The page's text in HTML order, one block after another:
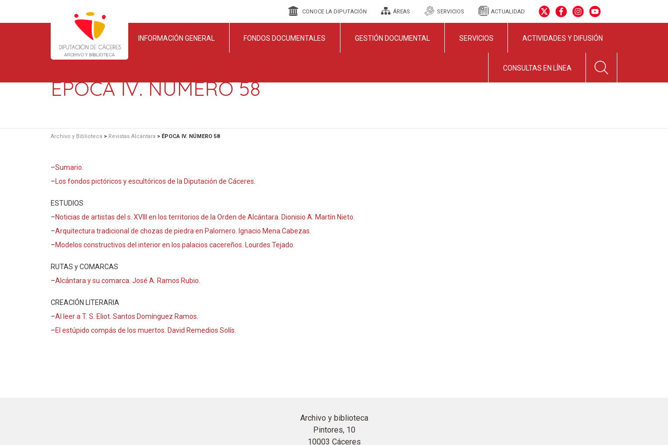
CONOCE LA DIPUTACIÓN ÁREAS SERVICIOS ACTUALIDAD
INFORMACIÓN GENERAL FONDOS DOCUMENTALES GESTIÓN DOCUMENTAL SERVICIOS ACTIVIDADES Y DIFUSIÓN
CONSULTAS EN LÍNEA
ÉPOCA IV. NÚMERO 58
Archivo y Biblioteca > Revistas Alcántara > ÉPOCA IV. NÚMERO 58
–Sumario.
–Los fondos pictóricos y escultóricos de la Diputación de Cáceres.
ESTUDIOS
–Noticias de artistas del s. XVIII en los territorios de la Orden de Alcántara. Dionisio A. Martín Nieto.
–Arquitectura tradicional de chozas de piedra en Palomero. Ignacio Mena Cabezas.
–Modelos constructivos del interior en los palacios cacereños. Lourdes Tejado.
RUTAS y COMARCAS
–Alcántara y su comarca. José A. Ramos Rubio.
CREACIÓN LITERARIA
–Al leer a T. S. Eliot. Santos Domínguez Ramos.
–El estúpido compás de los muertos. David Remedios Solís.
Archivo y biblioteca
Pintores, 10
10003 Cáceres